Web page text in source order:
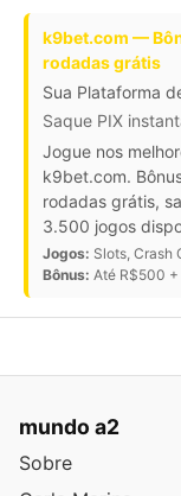
k9bet.com —
rodadas grátis
Sua Plataforma
Saque PIX
Jogue nos
k9bet.com.
rodadas grátis,
3.500 jogos
Jogos: Slots, Crash
Bônus: Até R$500 +
mundo a2
Sobre